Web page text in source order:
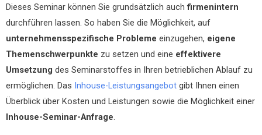
Dieses Seminar können Sie grundsätzlich auchfirmenintern
durchführen lassen. So haben Sie die Möglichkeit, auf
unternehmensspezifische Probleme einzugehen, eigene
Themenschwerpunkte zu setzen und eine effektivere
Umsetzung des Seminarstoffes in Ihren betrieblichen Ablauf zu
ermöglichen. Das Inhouse-Leistungsangebot gibt Ihnen einen
Überblick über Kosten und Leistungen sowie die Möglichkeit einer
Inhouse-Seminar-Anfrage.